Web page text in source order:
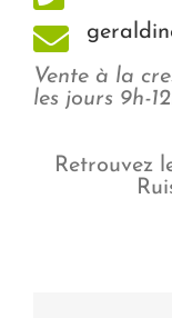
Vente à la
les jours 9h-
Retrouvez